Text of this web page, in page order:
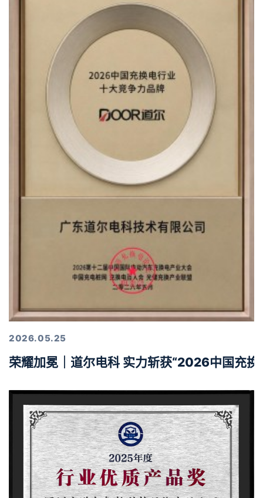
2026.05.25
荣耀加冕｜道尔电科 实力斩获“2026中国充换